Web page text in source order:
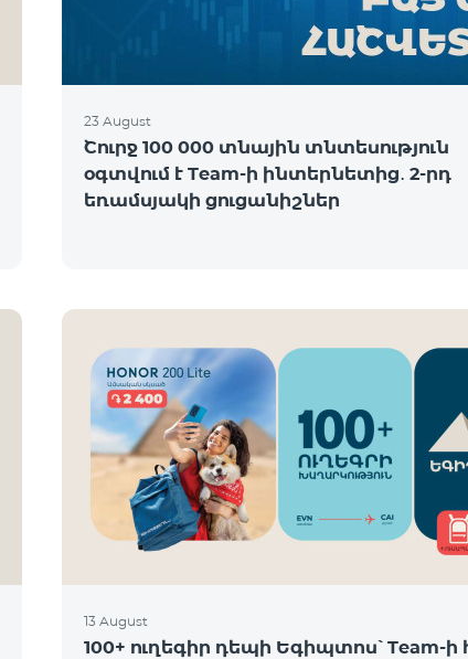
23 August
Շուրջ 100 000 տնային տնտեսություն
օգտվում է Team-ի ինտերնետից․ 2-րդ
եռամսյակի ցուցանիշներ
13 August
100+ ուղեգիր դեպի Եգիպտոս՝ Team-ի